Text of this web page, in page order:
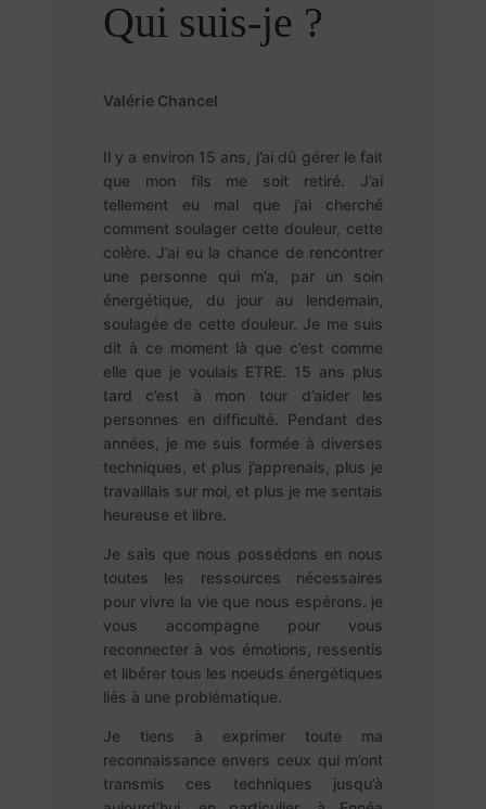
Qui suis-je ?
Valérie Chancel
Il y a environ 15 ans, j’ai dû gérer le fait
que mon fils me soit retiré. J’ai
tellement eu mal que j’ai cherché
comment soulager cette douleur, cette
colère. J’ai eu la chance de rencontrer
une personne qui m’a, par un soin
énergétique, du jour au lendemain,
soulagée de cette douleur. Je me suis
dit à ce moment là que c’est comme
elle que je voulais ETRE. 15 ans plus
tard c’est à mon tour d’aider les
personnes en difficulté. Pendant des
années, je me suis formée à diverses
techniques, et plus j’apprenais, plus je
travaillais sur moi, et plus je me sentais
heureuse et libre.
Je sais que nous possédons en nous
toutes les ressources nécessaires
pour vivre la vie que nous espérons. je
vous accompagne pour vous
reconnecter à vos émotions, ressentis
et libérer tous les noeuds énergétiques
liés à une problématique.
Je tiens à exprimer toute ma
reconnaissance envers ceux qui m’ont
transmis ces techniques jusqu’à